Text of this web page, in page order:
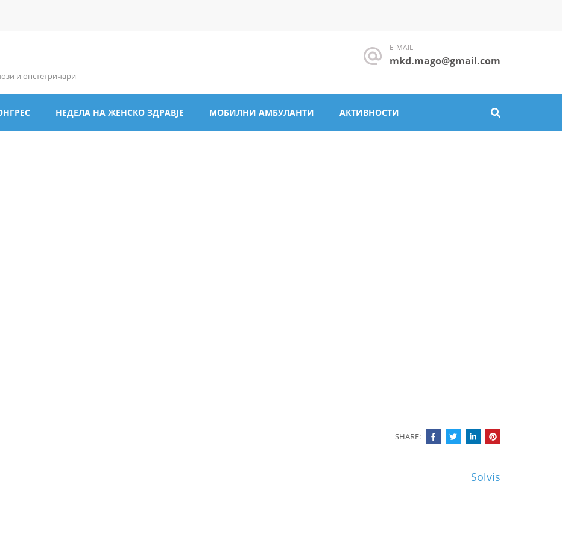
и опстетричари
E-MAIL
mkd.mago@gmail.com
НЕДЕЛА НА ЖЕНСКО ЗДРАВЈЕ МОБИЛНИ АМБУЛАНТИ АКТИВНОСТИ
SHARE:
Solvis